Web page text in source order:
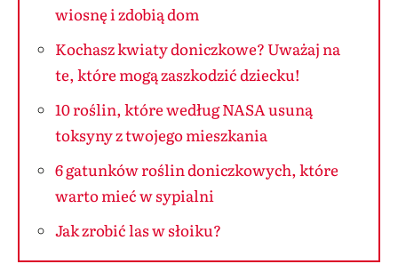
wiosnę i zdobią dom
Kochasz kwiaty doniczkowe? Uważaj na
te, które mogą zaszkodzić dziecku!
10 roślin, które według NASA usuną
toksyny z twojego mieszkania
6 gatunków roślin doniczkowych, które
warto mieć w sypialni
Jak zrobić las w słoiku?